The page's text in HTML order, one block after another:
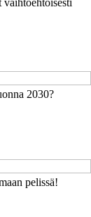
2030?
pelissä!